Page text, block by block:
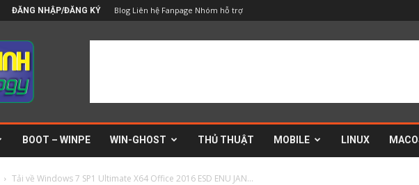
ĐĂNG NHẬP/ĐĂNG KÝ Blog Liên hệ Fanpage Nhóm hỗ trợ
BOOT – WINPE WIN-GHOST THỦ THUẬT MOBILE LINUX
Tải về Windows 7 SP1 Ultimate X64 Office 2016 ESD ENU JAN...